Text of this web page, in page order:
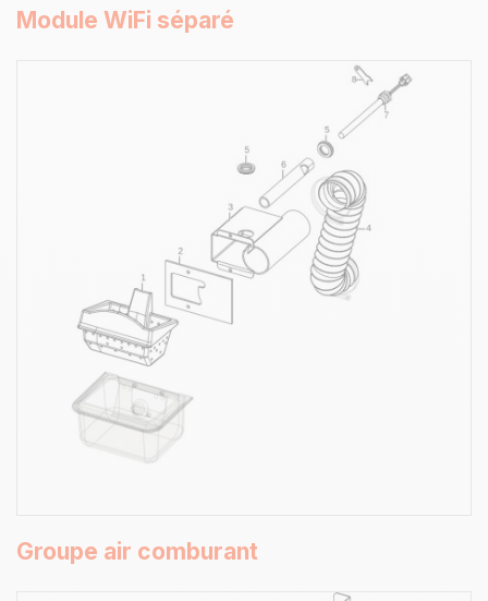
Module WiFi séparé
Groupe air comburant